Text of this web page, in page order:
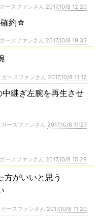
ースファンさん 2017,10/8 12:20
確約☆
ースファンさん 2017,10/8 19:33
ースファンさん 2017,10/8 11:12
継ぎ左腕を再生させ
ースファンさん 2017,10/8 11:27
ースファンさん 2017,10/8 15:29
方がいいと思う
ースファンさん 2017,10/8 11:20